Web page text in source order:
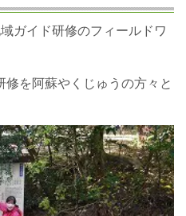
ガイド研修のフィールドワ
を阿蘇やくじゅうの方々と